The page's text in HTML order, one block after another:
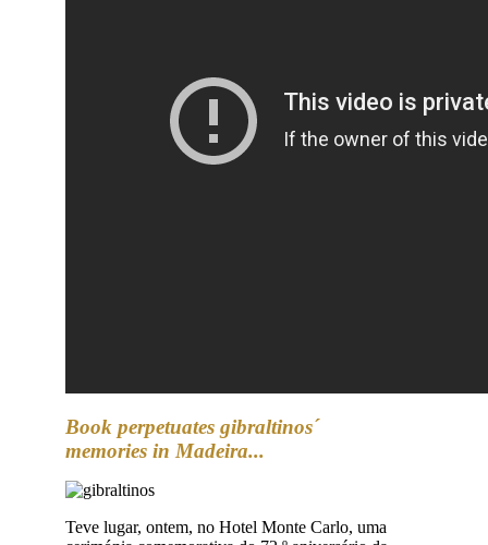
Book perpetuates gibraltinos´
memories in Madeira...
Teve lugar, ontem, no Hotel Monte Carlo, uma